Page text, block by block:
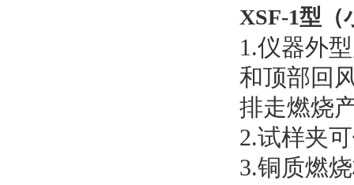
XSF-1型（
1.仪器外
和顶部回
排走燃烧
2.试样夹
3.铜质燃